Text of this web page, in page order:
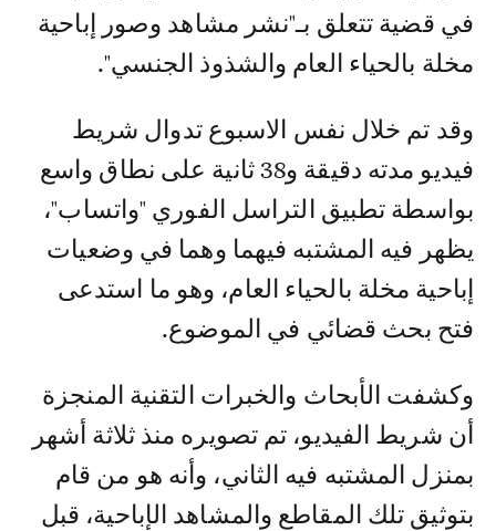
في قضية تتعلق بـ"نشر مشاهد وصور إباحية
مخلة بالحياء العام والشذوذ الجنسي".
وقد تم خلال نفس الاسبوع تدوال شريط
فيديو مدته دقيقة و38 ثانية على نطاق واسع
بواسطة تطبيق التراسل الفوري "واتساب"،
يظهر فيه المشتبه فيهما وهما في وضعيات
إباحية مخلة بالحياء العام، وهو ما استدعى
فتح بحث قضائي في الموضوع.
وكشفت الأبحاث والخبرات التقنية المنجزة
أن شريط الفيديو، تم تصويره منذ ثلاثة أشهر
بمنزل المشتبه فيه الثاني، وأنه هو من قام
بتوثيق تلك المقاطع والمشاهد الإباحية، قبل